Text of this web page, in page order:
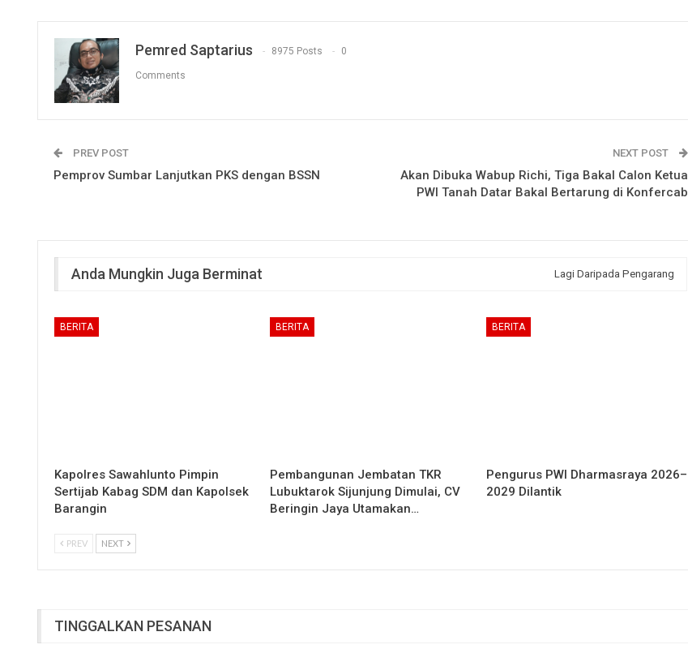
Pemred Saptarius 8975 Posts 0
Comments
PREV POST
Pemprov Sumbar Lanjutkan PKS dengan BSSN
NEXT POST
Akan Dibuka Wabup Richi, Tiga Bakal Calon Ketua
PWI Tanah Datar Bakal Bertarung di Konfercab
Anda Mungkin Juga Berminat Lagi Daripada Pengarang
BERITA
Kapolres Sawahlunto Pimpin
Sertijab Kabag SDM dan Kapolsek
Barangin
BERITA
Pembangunan Jembatan TKR
Lubuktarok Sijunjung Dimulai, CV
Beringin Jaya Utamakan…
BERITA
Pengurus PWI Dharmasraya 2026–
2029 Dilantik
PREV NEXT
TINGGALKAN PESANAN